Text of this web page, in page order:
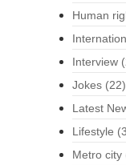
Human
Interview
Jokes (22)
Latest
Lifestyle
Metro city